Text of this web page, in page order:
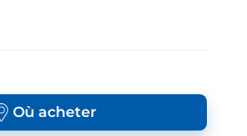
Où acheter